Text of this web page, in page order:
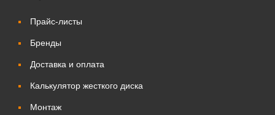
Прайс-листы
Бренды
Доставка и оплата
Калькулятор жесткого диска
Монтаж